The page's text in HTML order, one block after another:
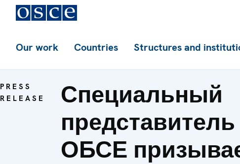
Our work Countries Structures and
PRESS
RELEASE
Специальный
представитель
ОБСЕ